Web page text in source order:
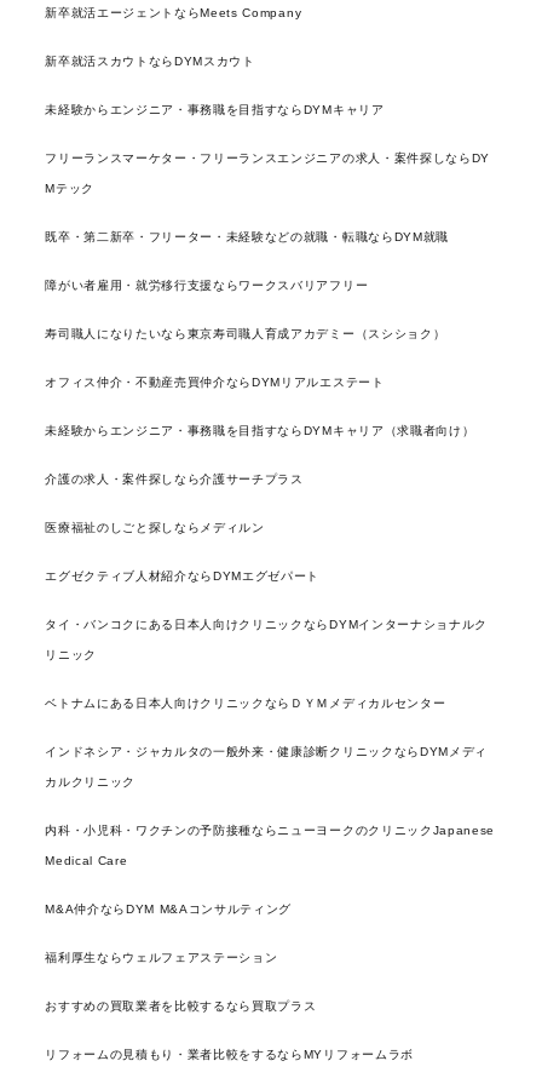
新卒就活エージェントならMeets Company
新卒就活スカウトならDYMスカウト
未経験からエンジニア・事務職を目指すならDYMキャリア
フリーランスマーケター・フリーランスエンジニアの求人・案件探しならDY
Mテック
既卒・第二新卒・フリーター・未経験などの就職・転職ならDYM就職
障がい者雇用・就労移行支援ならワークスバリアフリー
寿司職人になりたいなら東京寿司職人育成アカデミー（スシショク）
オフィス仲介・不動産売買仲介ならDYMリアルエステート
未経験からエンジニア・事務職を目指すならDYMキャリア（求職者向け）
介護の求人・案件探しなら介護サーチプラス
医療福祉のしごと探しならメディルン
エグゼクティブ人材紹介ならDYMエグゼパート
タイ・バンコクにある日本人向けクリニックならDYMインターナショナルク
リニック
ベトナムにある日本人向けクリニックならＤＹＭメディカルセンター
インドネシア・ジャカルタの一般外来・健康診断クリニックならDYMメディ
カルクリニック
内科・小児科・ワクチンの予防接種ならニューヨークのクリニックJapanese
Medical Care
M&A仲介ならDYM M&Aコンサルティング
福利厚生ならウェルフェアステーション
おすすめの買取業者を比較するなら買取プラス
リフォームの見積もり・業者比較をするならMYリフォームラボ